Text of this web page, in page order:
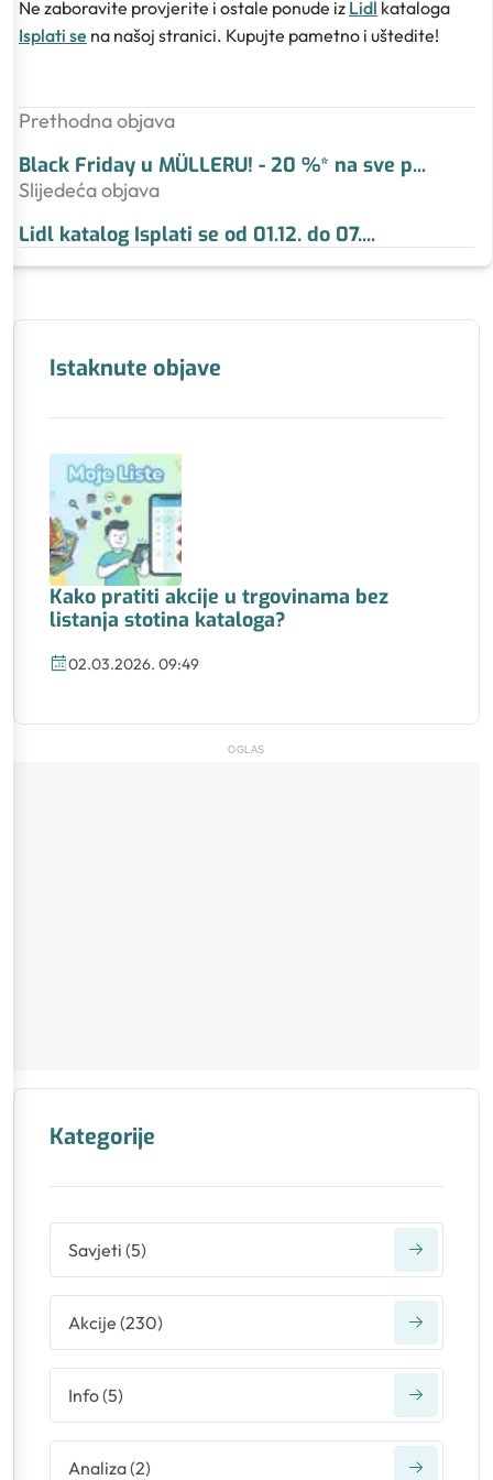
Ne zaboravite provjerite i ostale ponude iz Lidl kataloga
Isplati se na našoj stranici. Kupujte pametno i uštedite!
Prethodna objava
Black Friday u MÜLLERU! - 20 %* na sve p...
Slijedeća objava
Lidl katalog Isplati se od 01.12. do 07....
Istaknute objave
Kako pratiti akcije u trgovinama bez
listanja stotina kataloga?
02.03.2026. 09:49
OGLAS
Kategorije
Savjeti (5)
Akcije (230)
Info(5)
Analiza(2)